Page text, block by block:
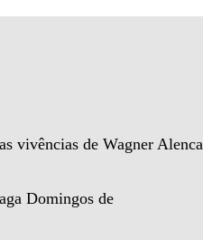
vivências de Wagner
Domingos de